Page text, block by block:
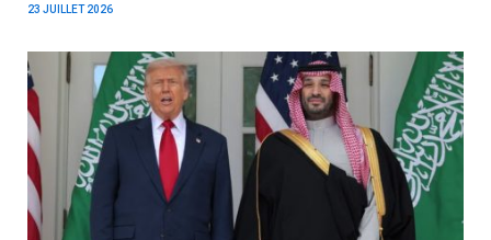
23 JUILLET 2026